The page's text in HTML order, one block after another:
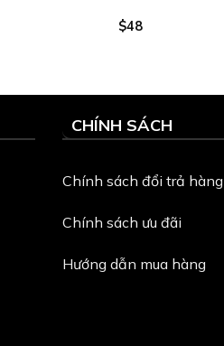
$48
CHÍNH SÁCH
Chính sách đổi trả hàng
Chính sách ưu đãi
Hướng dẫn mua hàng